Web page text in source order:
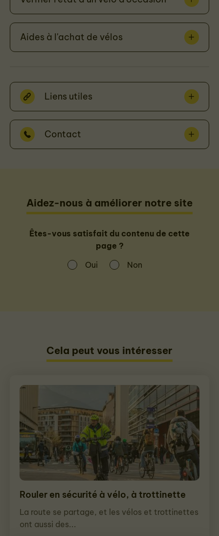
Aides à l'achat de vélos
Liens utiles
Contact
Aidez-nous à améliorer notre site
Êtes-vous satisfait du contenu de cette
page ?
Oui
Non
Cela peut vous intéresser
Rouler en sécurité à vélo, à trottinette
La route se partage, et les vélos et trottinettes
ont aussi des...